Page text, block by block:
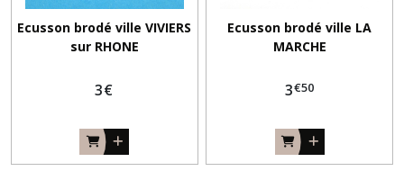
Ecusson brodé ville VIVIERS
sur RHONE
3€
Ecusson brodé ville LA
MARCHE
3€50